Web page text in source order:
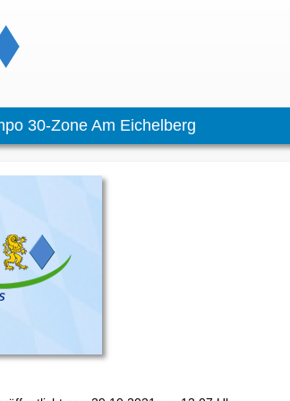
30-Zone Am Eichelberg